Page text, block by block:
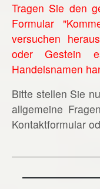
Tragen Sie den
Formular
versuchen
oder Gestein
Handelsnamen
Bitte stellen Sie
allgemeine
Kontaktformular